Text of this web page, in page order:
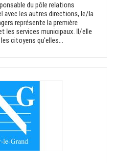
du pôle relations
avec les autres directions, le/la
représente la première
les services municipaux. Il/elle
citoyens qu'elles...